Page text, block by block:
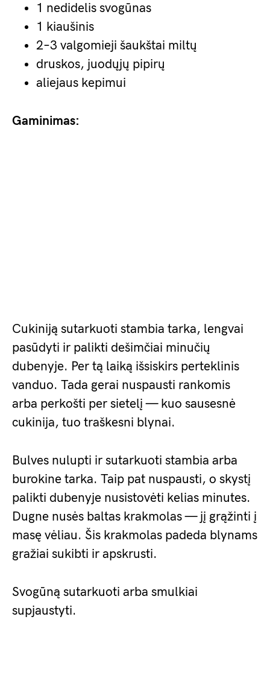
1 nedidelis svogūnas
1 kiaušinis
2–3 valgomieji šaukštai miltų
druskos, juodųjų pipirų
aliejaus kepimui
Gaminimas:
Cukiniją sutarkuoti stambia tarka, lengvai
pasūdyti ir palikti dešimčiai minučių
dubenyje. Per tą laiką išsiskirs perteklinis
vanduo. Tada gerai nuspausti rankomis
arba perkošti per sietelį — kuo sausesnė
cukinija, tuo traškesni blynai.
Bulves nulupti ir sutarkuoti stambia arba
burokine tarka. Taip pat nuspausti, o skystį
palikti dubenyje nusistovėti kelias minutes.
Dugne nusės baltas krakmolas — jį grąžinti į
masę vėliau. Šis krakmolas padeda blynams
gražiai sukibti ir apskrusti.
Svogūną sutarkuoti arba smulkiai
supjaustyti.